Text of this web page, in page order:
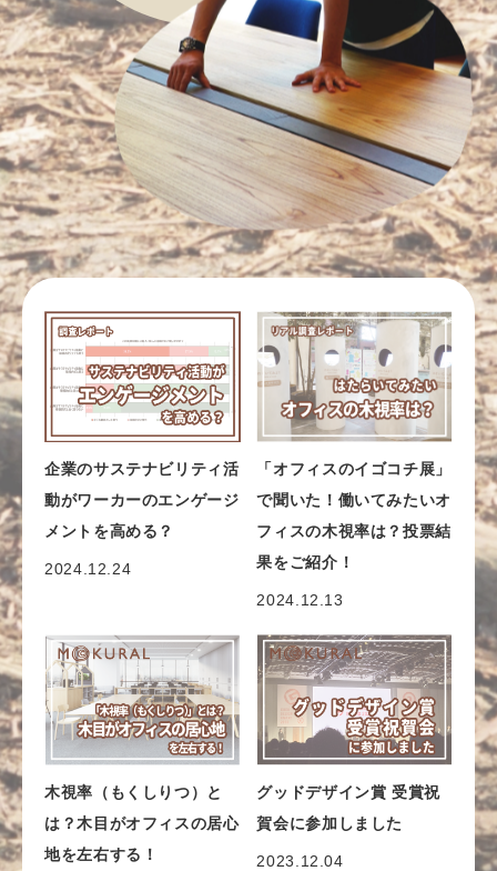
企業のサステナビリティ活
動がワーカーのエンゲージ
メントを高める？
2024.12.24
「オフィスのイゴコチ展」
で聞いた！働いてみたいオ
フィスの木視率は？投票結
果をご紹介！
2024.12.13
木視率（もくしりつ）と
は？木目がオフィスの居心
地を左右する！
グッドデザイン賞 受賞祝
賀会に参加しました
2023.12.04